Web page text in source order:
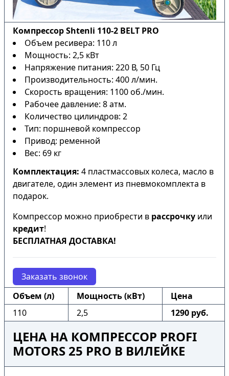
Компрессор Shtenli 110-2 BELT PRO
Объем ресивера: 110 л
Мощность: 2,5 кВт
Напряжение питания: 220 В, 50 Гц
Производительность: 400 л/мин.
Скорость вращения: 1100 об./мин.
Рабочее давление: 8 атм.
Количество цилиндров: 2
Тип: поршневой компрессор
Привод: ременной
Вес: 69 кг
Комплектация: 4 пластмассовых колеса, масло в
двигателе, один элемент из пневмокомплекта в
подарок.
Компрессор можно приобрести в рассрочку или
кредит!
БЕСПЛАТНАЯ ДОСТАВКА!
Заказать звонок
Объем (л)
Мощность (кВт)
Цена
110
2,5 1290 руб.
ЦЕНА НА КОМПРЕССОР PROFI
MOTORS 25 PRO В ВИЛЕЙКЕ